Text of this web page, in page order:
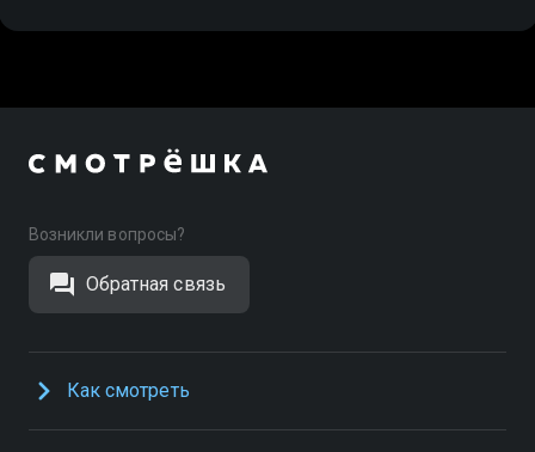
Возникли вопросы?
Обратная связь
Как смотреть